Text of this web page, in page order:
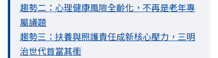
趨勢二：心理健康風險全齡化，不再是老年專
屬議題
趨勢三：扶養與照護責任成新核心壓力，三明
治世代首當其衝